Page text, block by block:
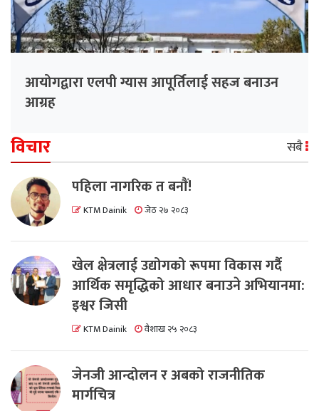
आयोगद्वारा एलपी ग्यास आपूर्तिलाई सहज बनाउन
आग्रह
विचार सबै
पहिला नागरिक त बनाैं!
KTM Dainik जेठ २७ २०८३
खेल क्षेत्रलाई उद्योगको रूपमा विकास गर्दै
आर्थिक समृद्धिको आधार बनाउने अभियानमा:
इश्वर जिसी
KTM Dainik वैशाख २५ २०८३
जेनजी आन्दोलन र अबको राजनीतिक
मार्गचित्र